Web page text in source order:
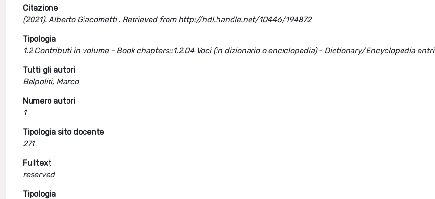
Citazione
(2021). Alberto Giacometti . Retrieved from http://hdl.handle.net/10446/194872
Tipologia
1.2 Contributi in volume - Book chapters::1.2.04 Voci (in dizionario o enciclopedia) - Dictionary/Encyclopedia
Tutti gli autori
Belpoliti, Marco
Numero autori
1
Tipologia sito docente
271
Fulltext
reserved
Tipologia